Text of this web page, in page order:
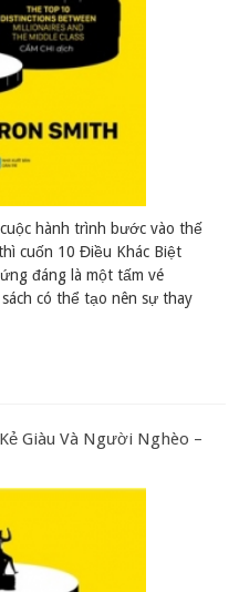
hành trình bước vào thế
cuốn 10 Điều Khác Biệt
đáng là một tấm vé
có thể tạo nên sự thay
Giàu Và Người Nghèo –